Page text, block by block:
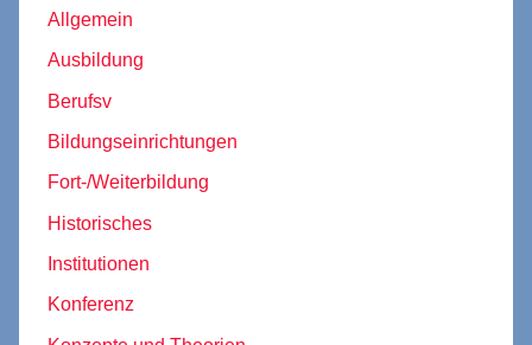
Allgemein
Ausbildung
Berufsv
Bildungseinrichtungen
Fort-/Weiterbildung
Historisches
Institutionen
Konferenz